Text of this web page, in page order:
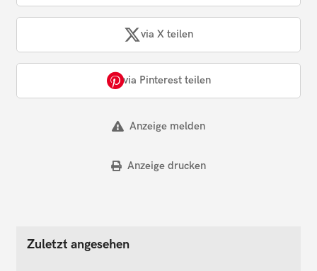
via X teilen
via Pinterest teilen
Anzeige melden
Anzeige drucken
Zuletzt angesehen